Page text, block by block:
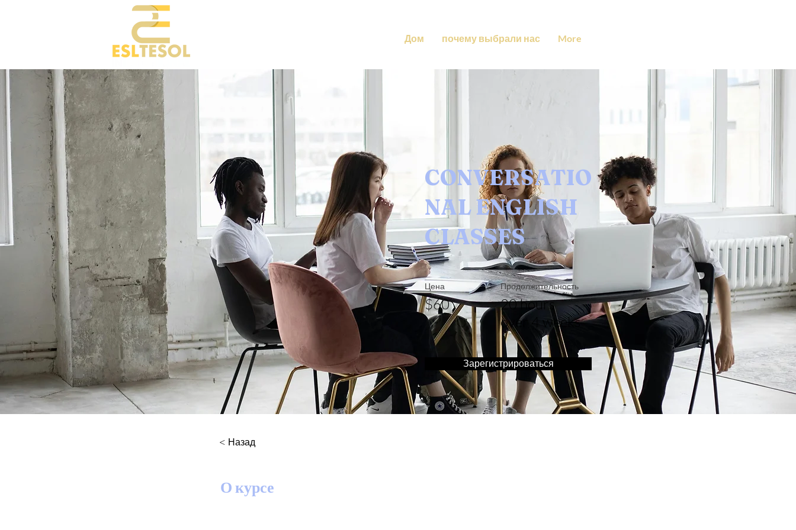
Дом почему выбрали нас More
CONVERSATIO
NAL ENGLISH
CLASSES
Цена
$60
Продолжительность
20 hours
over 4 weeks
Зарегистрироваться
< Назад
О курсе